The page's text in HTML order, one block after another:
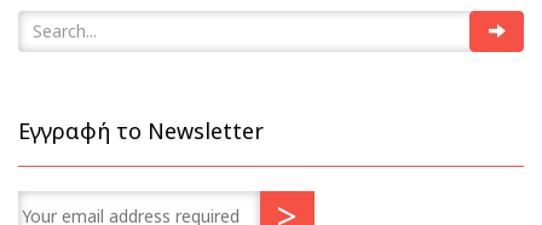
Εγγραφή το Newsletter